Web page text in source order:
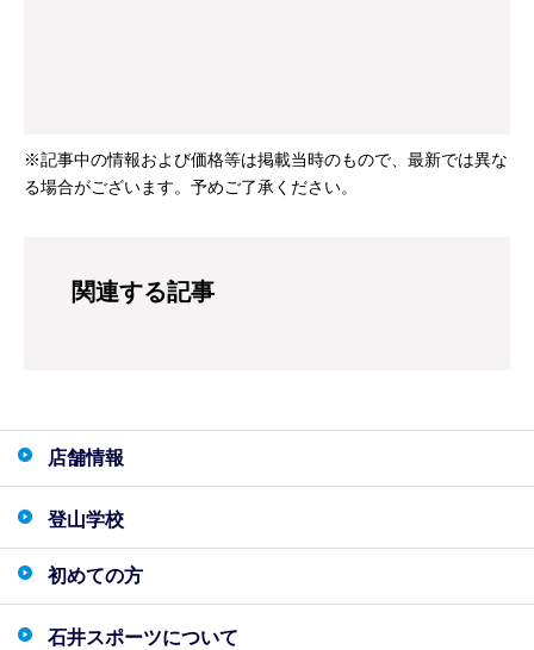
※記事中の情報および価格等は掲載当時のもので、最新では異な
る場合がございます。予めご了承ください。
関連する記事
店舗情報
登山学校
初めての方
石井スポーツについて